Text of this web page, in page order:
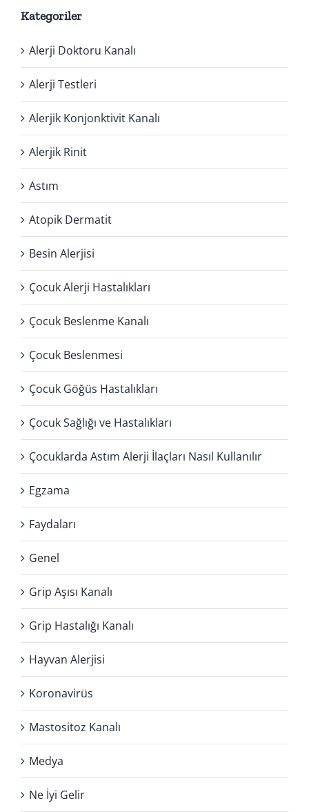
Kategoriler
Alerji Doktoru Kanalı
Alerji Testleri
Alerjik Konjonktivit Kanalı
Alerjik Rinit
Astım
Atopik Dermatit
Besin Alerjisi
Çocuk Alerji Hastalıkları
Çocuk Beslenme Kanalı
Çocuk Beslenmesi
Çocuk Göğüs Hastalıkları
Çocuk Sağlığı ve Hastalıkları
Çocuklarda Astım Alerji İlaçları Nasıl Kullanılır
Egzama
Faydaları
Genel
Grip Aşısı Kanalı
Grip Hastalığı Kanalı
Hayvan Alerjisi
Koronavirüs
Mastositoz Kanalı
Medya
Ne İyi Gelir